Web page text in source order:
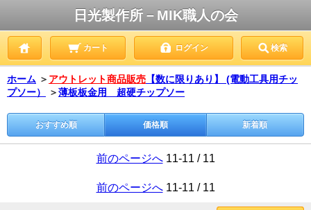
日光製作所－MIK職人の会
カート ログイン 検索
ホーム ＞ アウトレット商品販売 【数に限りあり】 (電動工具用チッ
プソー）
＞薄板板金用 超硬チップソー
おすすめ順 価格順 新着順
前のページへ11-11 / 11
前のページへ11-11 / 11